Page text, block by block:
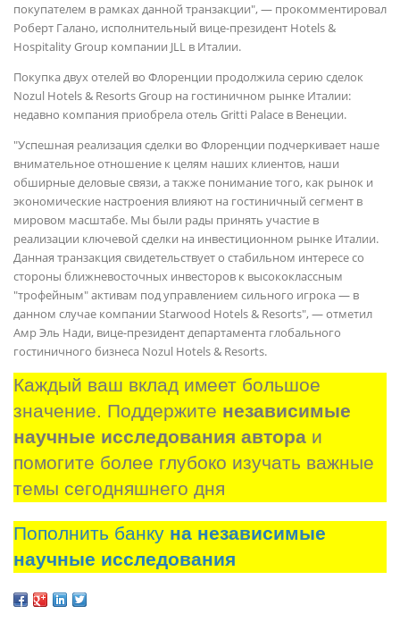
покупателем в рамках данной транзакции", — прокомментировал
Роберт Галано, исполнительный вице-президент Hotels &
Hospitality Group компании JLL в Италии.
Покупка двух отелей во Флоренции продолжила серию сделок
Nozul Hotels & Resorts Group на гостиничном рынке Италии:
недавно компания приобрела отель Gritti Palace в Венеции.
"Успешная реализация сделки во Флоренции подчеркивает наше
внимательное отношение к целям наших клиентов, наши
обширные деловые связи, а также понимание того, как рынок и
экономические настроения влияют на гостиничный сегмент в
мировом масштабе. Мы были рады принять участие в
реализации ключевой сделки на инвестиционном рынке Италии.
Данная транзакция свидетельствует о стабильном интересе со
стороны ближневосточных инвесторов к высококлассным
"трофейным" активам под управлением сильного игрока — в
данном случае компании Starwood Hotels & Resorts", — отметил
Амр Эль Нади, вице-президент департамента глобального
гостиничного бизнеса Nozul Hotels & Resorts.
Каждый ваш вклад имеет большое
значение. Поддержите независимые
научные исследования автора и
помогите более глубоко изучать важные
темы сегодняшнего дня
Пополнить банку на независимые
научные исследования